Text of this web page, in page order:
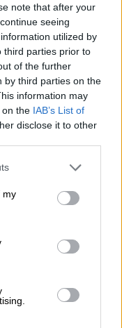
note that after your
seeing
utilized by
third parties prior to
of the further
by third parties on the
information may
on the IAB’s List of
disclose it to other
or more Google
You may click to
third-party tags to
in below Google
my
μου τη ζωή
γυναίκα
People
της τη ζωή
γυναίκα -
μου»